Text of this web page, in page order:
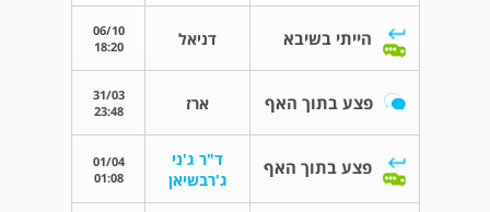
הייתי בשיבא דניאל
06/10
18:20
פצע בתוך האף ארז
31/03
23:48
פצע בתוך האף
ד"ר ג'ני
ג'רבשיאן
01/04
01:08